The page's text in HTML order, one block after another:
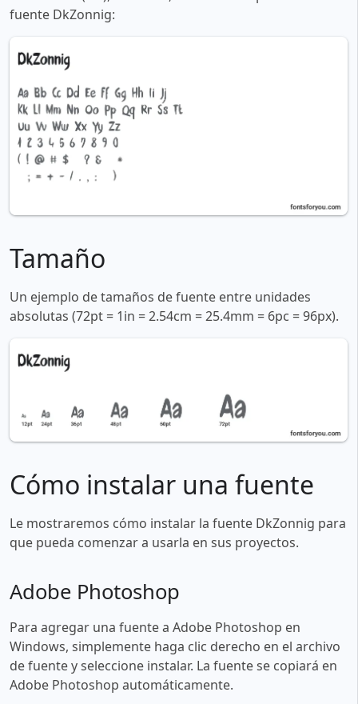
fuente DkZonnig:
Tamaño
Un ejemplo de tamaños de fuente entre unidades
absolutas (72pt = 1in = 2.54cm = 25.4mm = 6pc = 96px).
Cómo instalar una fuente
Le mostraremos cómo instalar la fuente DkZonnig para
que pueda comenzar a usarla en sus proyectos.
Adobe Photoshop
Para agregar una fuente a Adobe Photoshop en
Windows, simplemente haga clic derecho en el archivo
de fuente y seleccione instalar. La fuente se copiará en
Adobe Photoshop automáticamente.